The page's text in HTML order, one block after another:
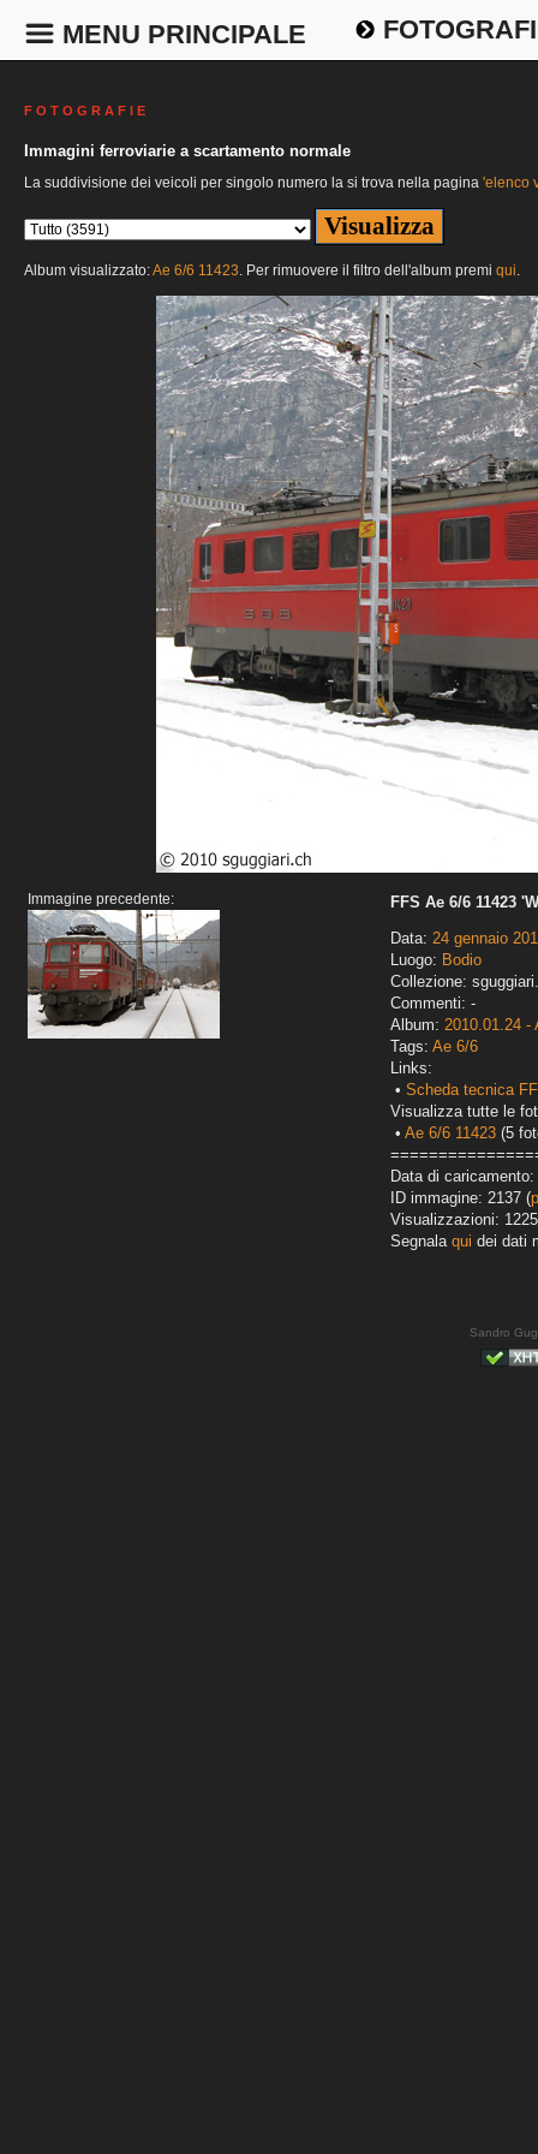
MENU PRINCIPALE
F O T O G R A F I E
Immagini ferroviarie a scartamento normale
La suddivisione dei veicoli per singolo numero la si trova nella pagina 'elenco
Album visualizzato:Ae 6/6 11423. Per rimuovere il filtro dell'album premi qui.
Immagine precedente:
FFS Ae 6/6 11423
Data: 24 gennaio
Luogo: Bodio
Collezione:
Commenti: -
Album: 2010.01.24 -
Tags: Ae 6/6
Links:
• Scheda tecnica
Visualizza tutte le
• Ae 6/6 11423 (5
Data di
ID immagine: 2137 (
Visualizzazioni: 1225
Segnala qui dei dati
Sandro